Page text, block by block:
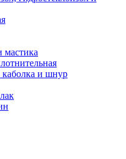
мастика
каболка и шнур